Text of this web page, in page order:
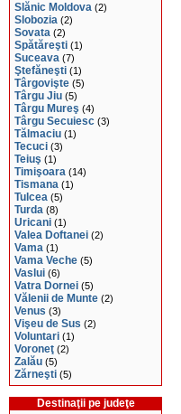
Slănic Moldova (2)
Slobozia (2)
Sovata (2)
Spătăreşti (1)
Suceava (7)
Ştefăneşti (1)
Târgovişte (5)
Târgu Jiu (5)
Târgu Mureş (4)
Târgu Secuiesc (3)
Tălmaciu (1)
Tecuci (3)
Teiuş (1)
Timişoara (14)
Tismana (1)
Tulcea (5)
Turda (8)
Uricani (1)
Valea Doftanei (2)
Vama (1)
Vama Veche (5)
Vaslui (6)
Vatra Dornei (5)
Vălenii de Munte (2)
Venus (3)
Vişeu de Sus (2)
Voluntari (1)
Voroneţ (2)
Zalău (5)
Zărneşti (5)
Destinaţii pe judeţe